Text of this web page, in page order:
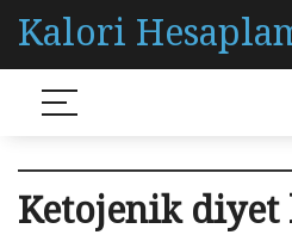
Kalori
Ketojenik diyet